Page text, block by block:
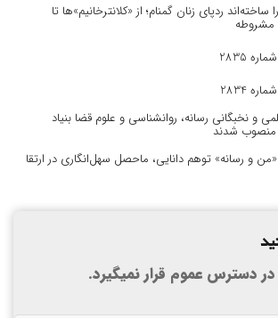
ساخته‌اند ردپای زنان گمنام؛ از «کلانترخانیم»ها تا
مشروطه
2835
2834
و نخبگانی رسانه، روانشناسی و علوم قضا بنیاد
منصوب شدند
و رسانه» توهم دانایی، ماحصل سهل‌انگاری در ارتقا
دسترس عموم قرار نمیگیرد.